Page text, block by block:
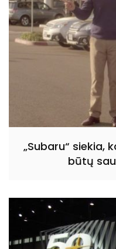
„Subaru“ siekia,
būtų